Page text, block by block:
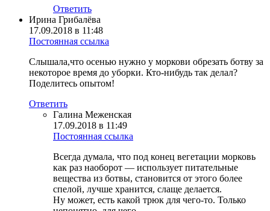
Ответить
Ирина Грибалёва
17.09.2018 в 11:48
Постоянная ссылка
Слышала,что осенью нужно у моркови обрезать ботву за
некоторое время до уборки. Кто-нибудь так делал?
Поделитесь опытом!
Ответить
Галина Меженская
17.09.2018 в 11:49
Постоянная ссылка
Всегда думала, что под конец вегетации морковь
как раз наоборот — использует питательные
вещества из ботвы, становится от этого более
спелой, лучше хранится, слаще делается.
Ну может, есть какой трюк для чего-то. Только